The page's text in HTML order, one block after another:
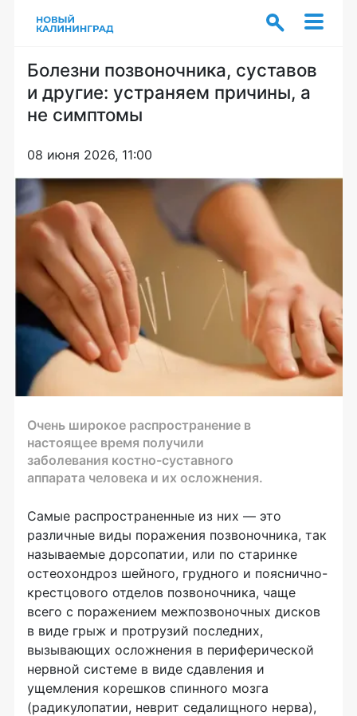
Болезни позвоночника, суставов
и другие: устраняем причины, а
не симптомы
08 июня 2026, 11:00
Очень широкое распространение в
настоящее время получили
заболевания костно-суставного
аппарата человека и их осложнения.
Самые распространенные из них — это
различные виды поражения позвоночника, так
называемые дорсопатии, или по старинке
остеохондроз шейного, грудного и пояснично-
крестцового отделов позвоночника, чаще
всего с поражением межпозвоночных дисков
в виде грыж и протрузий последних,
вызывающих осложнения в периферической
нервной системе в виде сдавления и
ущемления корешков спинного мозга
(радикулопатии, неврит седалищного нерва),